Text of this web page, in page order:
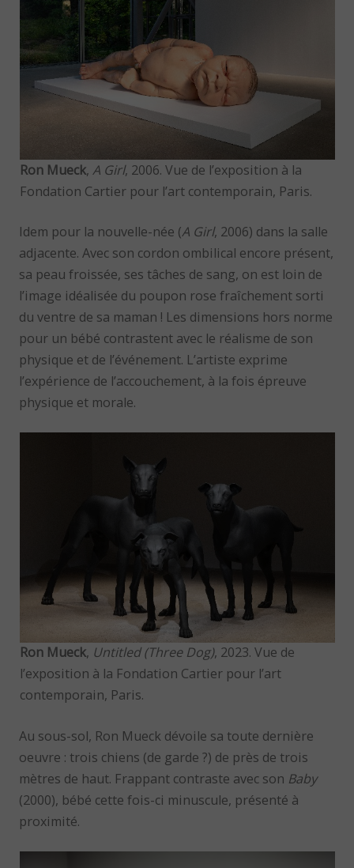
Ron Mueck, A Girl, 2006. Vue de l’exposition à la
Fondation Cartier pour l’art contemporain, Paris.
Idem pour la nouvelle-née (A Girl, 2006) dans la salle
adjacente. Avec son cordon ombilical encore présent,
sa peau froissée, ses tâches de sang, on est loin de
l’image idéalisée du poupon rose fraîchement sorti
du ventre de sa maman ! Les dimensions hors norme
pour un bébé contrastent avec le réalisme de son
physique et de l’événement. L’artiste exprime
l’expérience de l’accouchement, à la fois épreuve
physique et morale.
Ron Mueck, Untitled (Three Dog), 2023. Vue de
l’exposition à la Fondation Cartier pour l’art
contemporain, Paris.
Au sous-sol, Ron Mueck dévoile sa toute dernière
oeuvre : trois chiens (de garde ?) de près de trois
mètres de haut. Frappant contraste avec son Baby
(2000), bébé cette fois-ci minuscule, présenté à
proximité.